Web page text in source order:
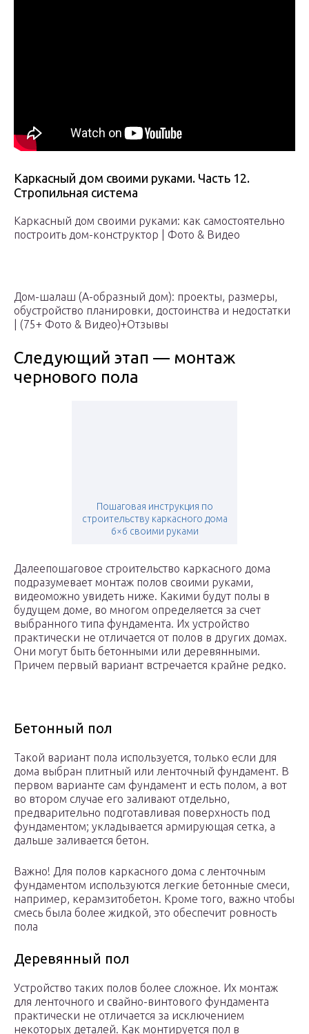
Каркасный дом своими руками. Часть 12.
Стропильная система
Каркасный дом своими руками: как самостоятельно
построить дом-конструктор | Фото & Видео
Дом-шалаш (А-образный дом): проекты, размеры,
обустройство планировки, достоинства и недостатки
| (75+ Фото & Видео)+Отзывы
Следующий этап — монтаж
чернового пола
Пошаговая инструкция по
строительству каркасного дома
6×6 своими руками
Далеепошаговое строительство каркасного дома
подразумевает монтаж полов своими руками,
видеоможно увидеть ниже. Какими будут полы в
будущем доме, во многом определяется за счет
выбранного типа фундамента. Их устройство
практически не отличается от полов в других домах.
Они могут быть бетонными или деревянными.
Причем первый вариант встречается крайне редко.
Бетонный пол
Такой вариант пола используется, только если для
дома выбран плитный или ленточный фундамент. В
первом варианте сам фундамент и есть полом, а вот
во втором случае его заливают отдельно,
предварительно подготавливая поверхность под
фундаментом; укладывается армирующая сетка, а
дальше заливается бетон.
Важно! Для полов каркасного дома с ленточным
фундаментом используются легкие бетонные смеси,
например, керамзитобетон. Кроме того, важно чтобы
смесь была более жидкой, это обеспечит ровность
пола
Деревянный пол
Устройство таких полов более сложное. Их монтаж
для ленточного и свайно-винтового фундамента
практически не отличается за исключением
некоторых деталей. Как монтируется пол в